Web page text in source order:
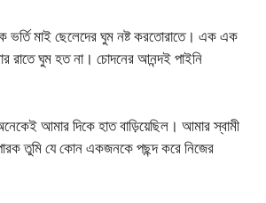
ভর্তি মাই ছেলেদের ঘুম নষ্ট করতোরাতে। এক এক
রাতে ঘুম হত না। চোদনের আনন্দই পাইনি
আমার দিকে হাত বাড়িয়েছিল। আমার স্বামী
তুমি যে কোন একজনকে পছন্দ করে নিজের